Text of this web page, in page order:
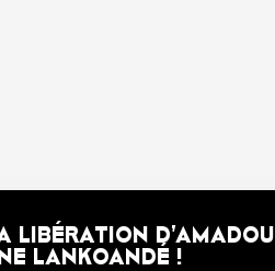
LIBÉRATION D’AMADOU
LANKOANDÉ !